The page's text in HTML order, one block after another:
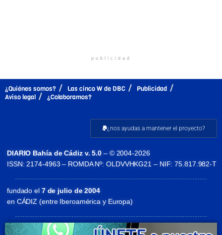
publicidad
¿Quiénes somos? Las cinco W de DBC
Publicidad
Aviso legal
¿Colaboramos?
¿nos ayudas a mantener el proyecto?
DIARIO Bahía de Cádiz v. 5.0 – © 2004-2026
ISSN: 2174-4963 – ROMDA Nº: OLDVVHKG21 – NIF: 75.817.982-T
fundado el7 de julio de 2004
en CÁDIZ (entre Iberoamérica y Europa)